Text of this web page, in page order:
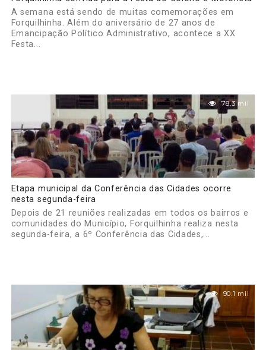
A semana está sendo de muitas comemorações em
Forquilhinha. Além do aniversário de 27 anos de
Emancipação Político Administrativo, acontece a XX
Festa...
78.3 mil
Etapa municipal da Conferência das Cidades ocorre
nesta segunda-feira
Depois de 21 reuniões realizadas em todos os bairros e
comunidades do Município, Forquilhinha realiza nesta
segunda-feira, a 6º Conferência das Cidades,...
90.1 mil